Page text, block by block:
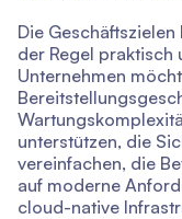
Die
der Regel praktisch
Unternehmen
unterstützen, die
vereinfachen, die
auf moderne
cloud-native